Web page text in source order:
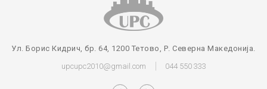
Ул. Борис Кидрич, бр. 64, 1200 Тетово, Р. Северна Македонија.
upcupc2010@gmail.com
044 550 333